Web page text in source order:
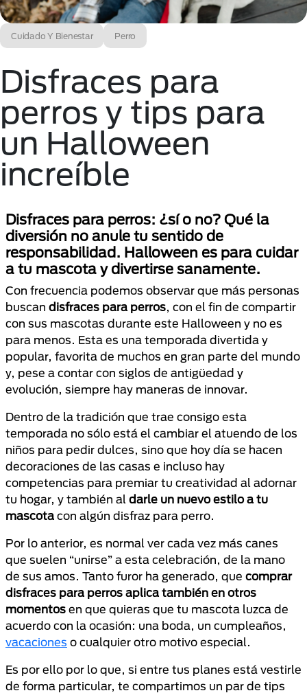
Cuidado Y Bienestar Perro
Disfraces para
perros y tips para
un Halloween
increíble
Disfraces para perros: ¿sí o no? Qué la
diversión no anule tu sentido de
responsabilidad. Halloween es para cuidar
a tu mascota y divertirse sanamente.
Con frecuencia podemos observar que más personas
buscan disfraces para perros, con el fin de compartir
con sus mascotas durante este Halloween y no es
para menos. Esta es una temporada divertida y
popular, favorita de muchos en gran parte del mundo
y, pese a contar con siglos de antigüedad y
evolución, siempre hay maneras de innovar.
Dentro de la tradición que trae consigo esta
temporada no sólo está el cambiar el atuendo de los
niños para pedir dulces, sino que hoy día se hacen
decoraciones de las casas e incluso hay
competencias para premiar tu creatividad al adornar
tu hogar, y también al darle un nuevo estilo a tu
mascota con algún disfraz para perro.
Por lo anterior, es normal ver cada vez más canes
que suelen “unirse” a esta celebración, de la mano
de sus amos. Tanto furor ha generado, que comprar
disfraces para perros aplica también en otros
momentos en que quieras que tu mascota luzca de
acuerdo con la ocasión: una boda, un cumpleaños,
vacaciones o cualquier otro motivo especial.
Es por ello por lo que, si entre tus planes está vestirle
de forma particular, te compartimos un par de tips